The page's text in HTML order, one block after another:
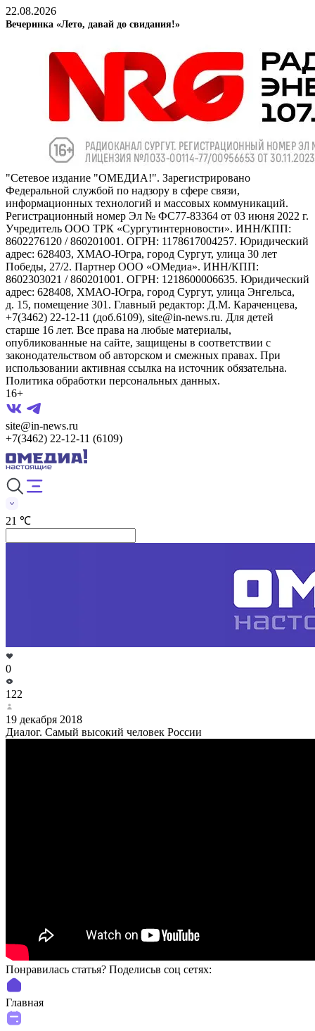
22.08.2026
Вечеринка «Лето, давай до свидания!»
"Сетевое издание "ОМЕДИА!". Зарегистрировано
Федеральной службой по надзору в сфере связи,
информационных технологий и массовых коммуникаций.
Регистрационный номер Эл № ФС77-83364 от 03 июня 2022 г.
Учредитель ООО ТРК «Сургутинтерновости». ИНН/КПП:
8602276120 / 860201001. ОГРН: 1178617004257. Юридический
адрес: 628403, ХМАО-Югра, город Сургут, улица 30 лет
Победы, 27/2. Партнер ООО «ОМедиа». ИНН/КПП:
8602303021 / 860201001. ОГРН: 1218600006635. Юридический
адрес: 628408, ХМАО-Югра, город Сургут, улица Энгельса,
д. 15, помещение 301. Главный редактор: Д.М. Караченцева,
+7(3462) 22-12-11 (доб.6109), site@in-news.ru. Для детей
старше 16 лет. Все права на любые материалы,
опубликованные на сайте, защищены в соответствии с
законодательством об авторском и смежных правах. При
использовании активная ссылка на источник обязательна.
Политика обработки персональных данных.
16+
site@in-news.ru
+7(3462) 22-12-11 (6109)
21 ℃
0
122
19 декабря 2018
Диалог. Самый высокий человек России
Понравилась статья? Поделиcьв соц сетях:
Главная